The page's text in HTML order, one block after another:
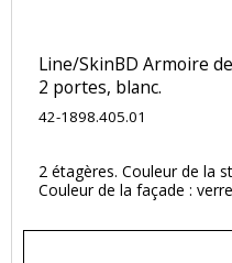
Line/SkinBD Armoire
2 portes, blanc.
42-1898.405.01
2 étagères. Couleur de la
Couleur de la façade :